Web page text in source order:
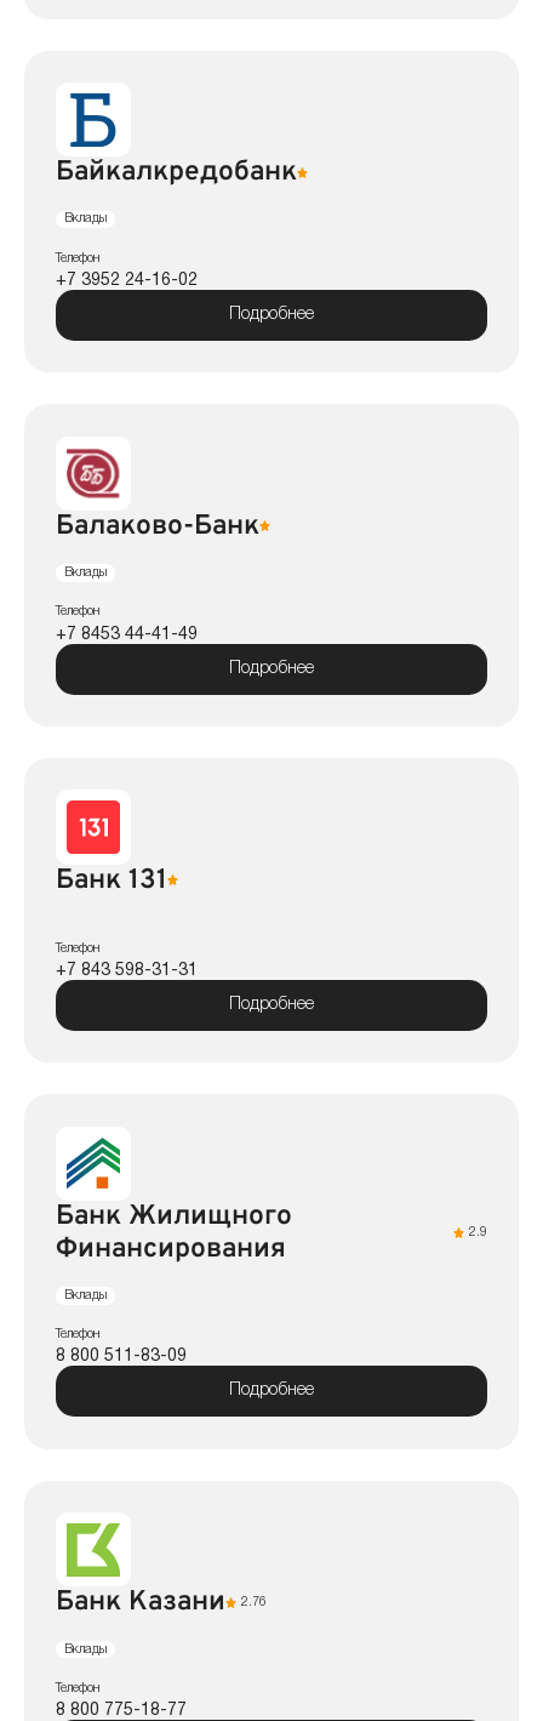
Байкалкредобанк
Вклады
Телефон
+7 3952 24-16-02
Подробнее
Балаково-Банк
Вклады
Телефон
+7 8453 44-41-49
Подробнее
Банк 131
Телефон
+7 843 598-31-31
Подробнее
Банк Жилищного
Финансирования
2.9
Вклады
Телефон
8 800 511-83-09
Подробнее
Банк Казани 2.76
Вклады
Телефон
8 800 775-18-77